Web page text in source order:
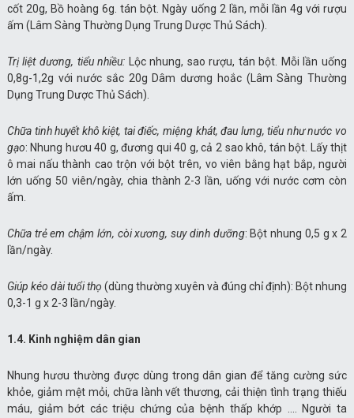
cốt 20g, Bồ hoàng 6g. tán bột. Ngày uống 2 lần, mỗi lần 4g với rượu
ấm (Lâm Sàng Thường Dụng Trung Dược Thủ Sách).
Trị liệt dương, tiểu nhiều: Lộc nhung, sao rượu, tán bột. Mỗi lần uống
0,8g-1,2g với nước sắc 20g Dâm dương hoắc (Lâm Sàng Thường
Dụng Trung Dược Thủ Sách).
Chữa tinh huyết khô kiệt, tai điếc, miệng khát, đau lưng, tiểu như nước vo
gạo: Nhung hươu 40 g, đương qui 40 g, cả 2 sao khô, tán bột. Lấy thịt
ô mai nấu thành cao trộn với bột trên, vo viên bằng hạt bắp, người
lớn uống 50 viên/ngày, chia thành 2-3 lần, uống với nước cơm còn
ấm.
Chữa trẻ em chậm lớn, còi xương, suy dinh dưỡng: Bột nhung 0,5 g x 2
lần/ngày.
Giúp kéo dài tuổi thọ (dùng thường xuyên và đúng chỉ định): Bột nhung
0,3-1 g x 2-3 lần/ngày.
1.4. Kinh nghiệm dân gian
Nhung hươu thường được dùng trong dân gian để tăng cường sức
khỏe, giảm mệt mỏi, chữa lành vết thương, cải thiện tình trạng thiếu
máu, giảm bớt các triệu chứng của bệnh thấp khớp …. Người ta